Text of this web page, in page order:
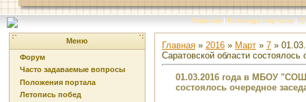
Главная | Команда портала | О
Меню
Форум
Часто задаваемые вопросы
Положения портала
Летопись побед
Главная » 2016 » Март » 7 »
Саратовской области
01.03.2016 года в МБОУ
состоялось очередное